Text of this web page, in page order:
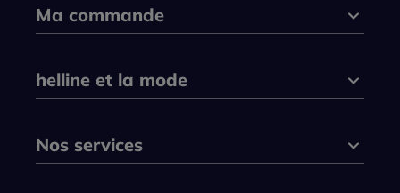
Ma commande
helline et la mode
Nos services